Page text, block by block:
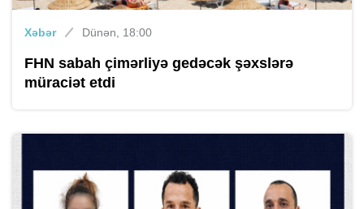
Xəbər Dünən, 18:00
FHN sabah çimərliyə gedəcək şəxslərə
müraciət etdi